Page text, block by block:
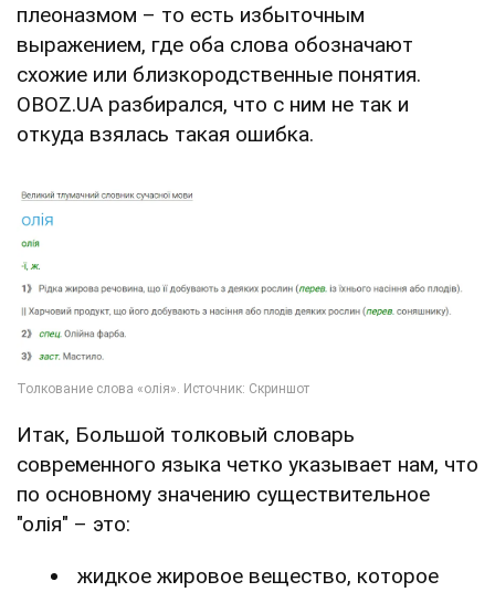
плеоназмом – то есть избыточным
выражением, где оба слова обозначают
схожие или близкородственные понятия.
OBOZ.UA разбирался, что с ним не так и
откуда взялась такая ошибка.
Итак, Большой толковый словарь
современного языка четко указывает нам, что
по основному значению существительное
"олія" – это:
жидкое жировое вещество, которое